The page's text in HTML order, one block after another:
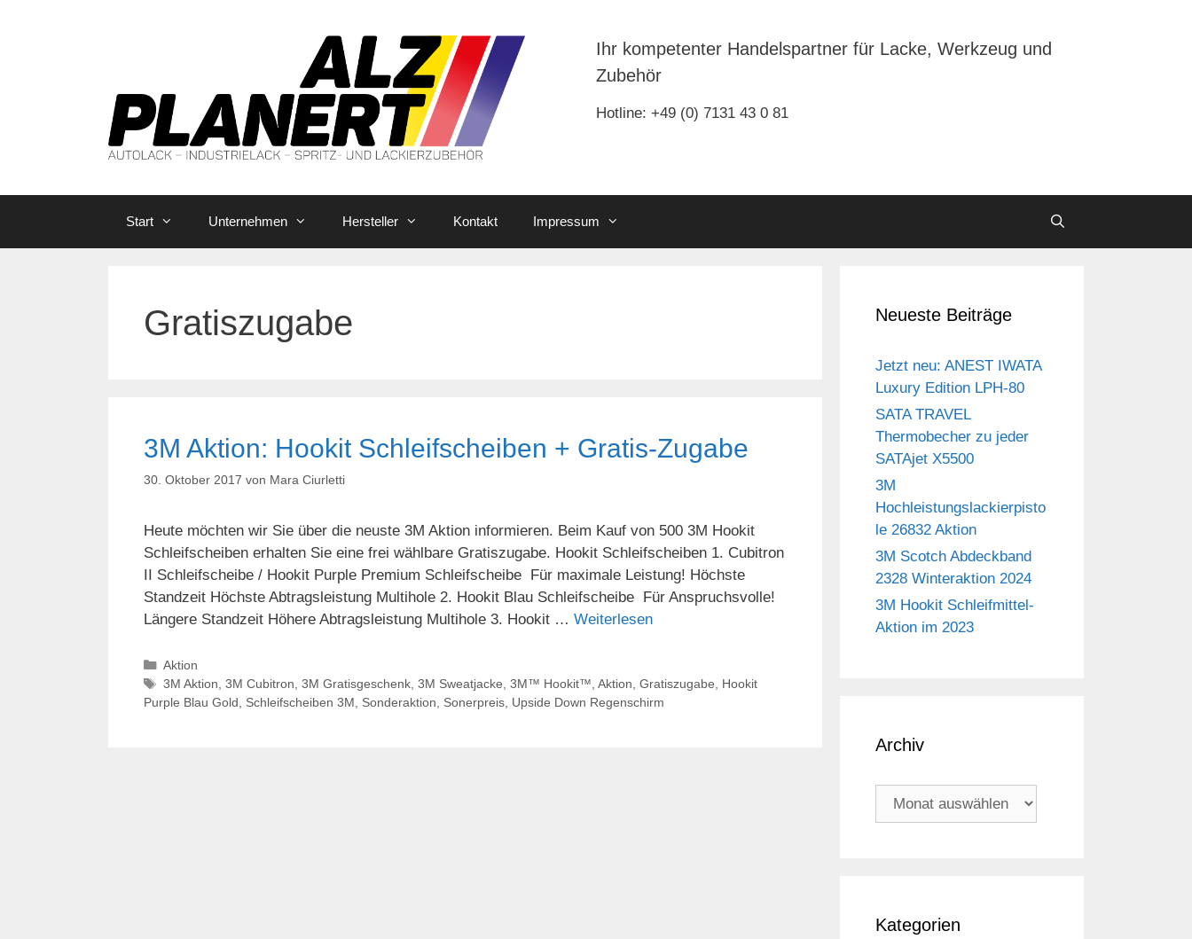
Ihr kompetenter Handelspartner für Lacke, Werkzeug und
Zubehör
Hotline: +49 (0) 7131 43 0 81
Start Unternehmen Hersteller Kontakt Impressum
Gratiszugabe
3M Aktion: Hookit Schleifscheiben + Gratis-Zugabe
30. Oktober 2017 von Mara Ciurletti
Heute möchten wir Sie über die neuste 3M Aktion informieren. Beim Kauf von 500 3M Hookit
Schleifscheiben erhalten Sie eine frei wählbare Gratiszugabe. Hookit Schleifscheiben 1. Cubitron
II Schleifscheibe / Hookit Purple Premium Schleifscheibe Für maximale Leistung! Höchste
Standzeit Höchste Abtragsleistung Multihole 2. Hookit Blau Schleifscheibe Für Anspruchsvolle!
Längere Standzeit Höhere Abtragsleistung Multihole 3. Hookit … Weiterlesen
Kategorien
Aktion
Schlagwörter
3M Aktion 3M Cubitron 3M Gratisgeschenk, 3M Sweatjacke 3M™ Hookit™ Aktion Gratiszugabe
Hookit
Purple Blau Gold
Schleifscheiben 3M Sonderaktion Sonerpreis Upside Down Regenschirm
Neueste Beiträge
Jetzt neu: ANEST IWATA
Luxury Edition LPH-80
SATA TRAVEL
Thermobecher zu jeder
SATAjet X5500
3M
Hochleistungslackierpisto
le 26832 Aktion
3M Scotch Abdeckband
2328 Winteraktion 2024
3M Hookit Schleifmittel-
Aktion im 2023
Archiv
Archiv
Kategorien